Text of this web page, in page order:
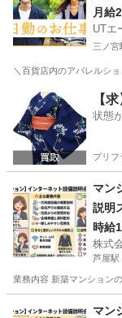
月給
UTエ
三ノ宮
＼百貨店内のアパレルシ
兵庫 神戸市 三
【
状態
プリフ
マン
説明
時給
株式
芦屋駅
業務内容 新築マンション
マン